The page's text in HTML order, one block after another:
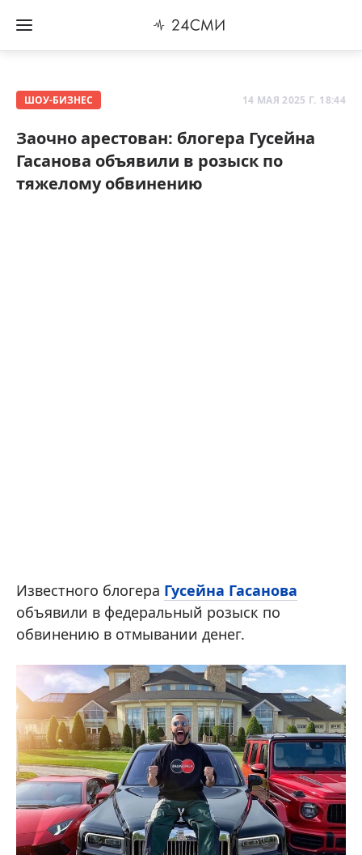
ШОУ-БИЗНЕС 14 МАЯ 2025 Г. 18:44
Заочно арестован: блогера Гусейна
Гасанова объявили в розыск по
тяжелому обвинению
Известного блогера Гусейна Гасанова
объявили в федеральный розыск по
обвинению в отмывании денег.